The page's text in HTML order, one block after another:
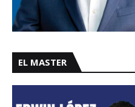
EL MASTER